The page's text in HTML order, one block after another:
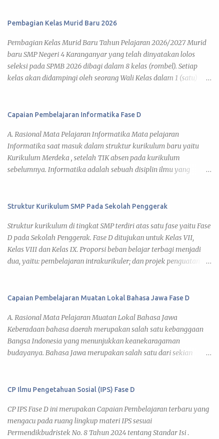
Pembagian Kelas Murid Baru 2026
Pembagian Kelas Murid Baru Tahun Pelajaran 2026/2027 Murid
baru SMP Negeri 4 Karanganyar yang telah dinyatakan lolos
seleksi pada SPMB 2026 dibagi dalam 8 kelas (rombel). Setiap
kelas akan didampingi oleh seorang Wali Kelas dalam 1 (satu)
pendidikan tahun pelajaran 2026/2027. Di bawah ini daftar
dapat kamu lihat pada link tiap kelas. 7 A 7 B 7 C 7 D 7 E 7 F 7 G 7
H Daftar Siswa Kelas VII A Wali Kelas : Umi Barokatun, S.Pd. No
Nama Siswa JK 1 ADITYA BISMA MAHARDIKA L 2 ADITYA JOVAN
EGI FAIRUZ L 3 AINA NUN KHOLIFAH P 4 ALFA RIZDIATHA
ARYA DZAKY PRADANA L 9 AUREL NURAZISAH P 10 BRILLIAN
DESWITA...
Capaian Pembelajaran Informatika Fase D
A. Rasional Mata Pelajaran Informatika Mata pelajaran
Informatika saat masuk dalam struktur kurikulum baru yaitu
Kurikulum Merdeka , setelah TIK absen pada kurikulum
sebelumnya. Informatika adalah sebuah disiplin ilmu yang
berkaitan dengan studi, pengembangan, dan implementasi dari
prinsip dasar pengembangan. Peserta didik dapat menciptakan,
merancang, dan mengembangkan produk berupa artefak
komputasional ( computational artifact ) dalam bentuk
perangkat keras, perangkat lunak (algoritma, program, atau
yang sesuai. Informatika mencakup prinsip keilmuan perangkat
proses pengembangan tersebut. Oleh karena itu, Informatika
menca...
Struktur Kurikulum SMP Pada Sekolah Penggerak
Struktur kurikulum di tingkat SMP terdiri atas satu fase yaitu Fase
D pada Sekolah Penggerak. Fase D ditujukan untuk Kelas VII,
Kelas VIII dan Kelas IX. Proporsi beban belajar terbagi menjadi
dua, yaitu: pembelajaran intrakurikuler; dan projek penguatan
Sekolah Penggerak di tingkat SMP (Sekolah Menengah Pertama).
= 36 minggu) Mata Pelajaran Alokasi per tahun (minggu) Alokasi
Projek per tahun Total JP per Tahun Pendidikan Agama Islam &
Budi Pekerti* 72 (2) 36 108 Pendidikan Agama Kristen & Budi
Pekerti* 72 (2) 36 108 Pendidikan Agama Katolik & Budi Pekerti*
Pendidikan Agama Khonghucu & Budi Pekerti* 72 (2) 36 108
Capaian Pembelajaran Muatan Lokal Bahasa Jawa Fase D
A. Rasional Mata Pelajaran Muatan Lokal Bahasa Jawa
Keberadaan bahasa daerah merupakan salah satu kebanggaan
Bangsa Indonesia yang menunjukkan keanekaragaman
budayanya. Bahasa Jawa merupakan salah satu dari sekian
bahasa Jawa untuk berkomunikasi dengan sesama pengguna
Jawa. Sebagai upaya strategis dalam pelestarian bahasa Jawa,
pemerintah provinsi Jawa Tengah melalui Perda Nomor 4/2012
tentang Pendidikan dan Perda Nomor 9/2012 tentang Bahasa,
CP Ilmu Pengetahuan Sosial (IPS) Fase D
CP IPS Fase D ini merupakan Capaian Pembelajaran terbaru yang
mengacu pada ruang lingkup materi IPS sesuai
Permendikbudristek No. 8 Tahun 2024 tentang Standar Isi .